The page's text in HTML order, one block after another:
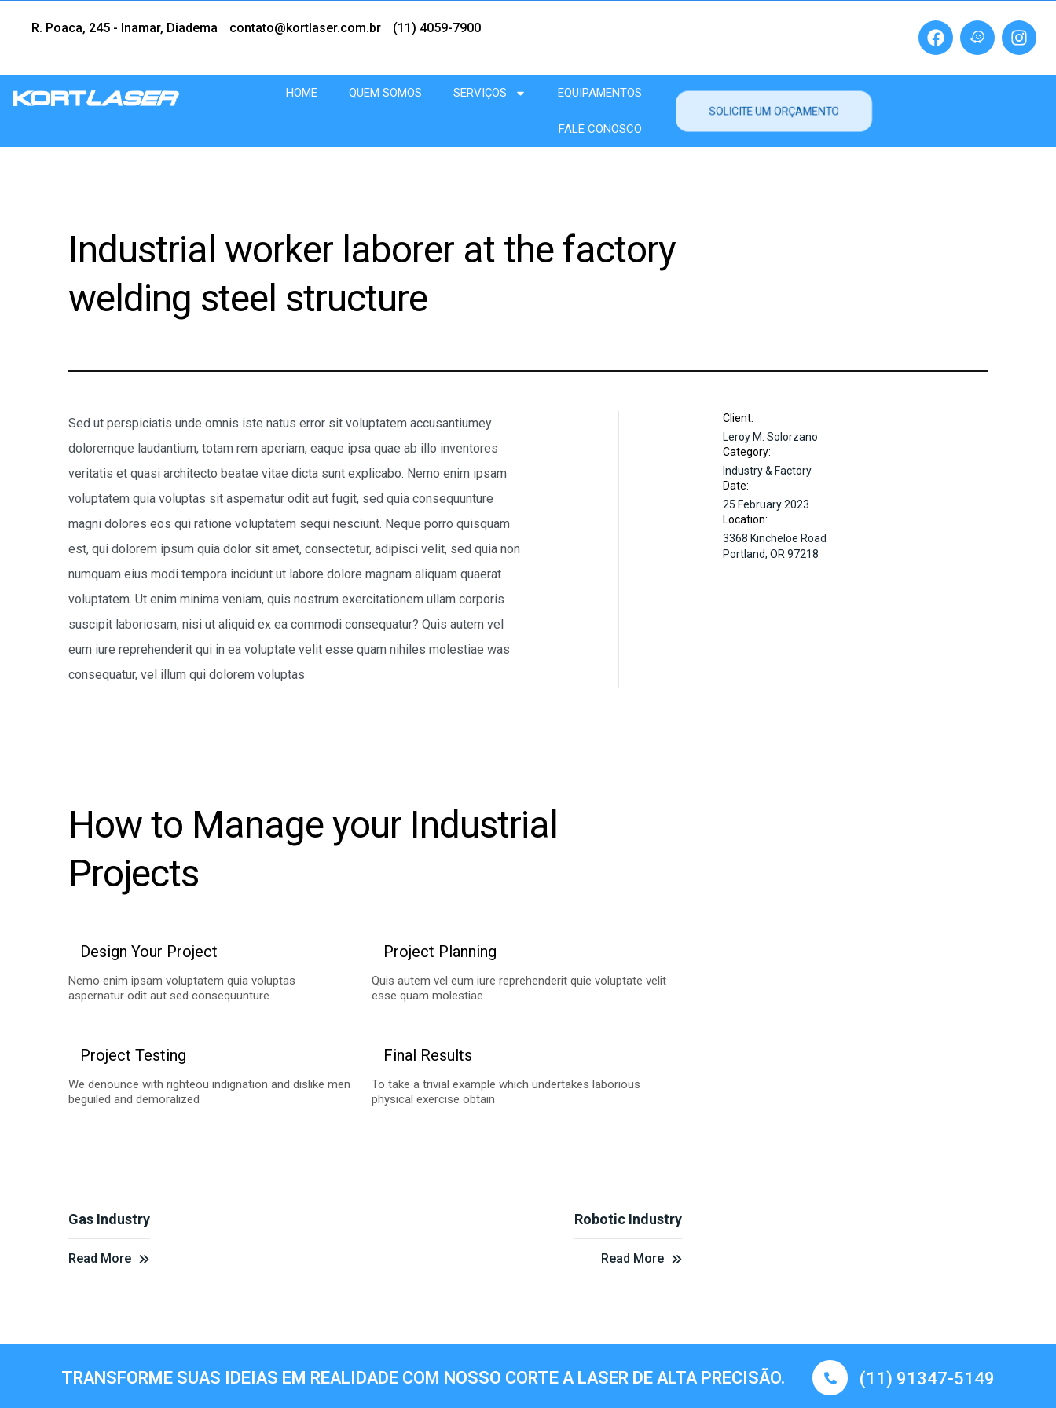
R. Poaca, 245 - Inamar, Diadema contato@kortlaser.com.br (11) 4059-7900
HOME QUEM SOMOS SERVIÇOS EQUIPAMENTOS
FALE CONOSCO
SOLICITE UM ORÇAMENTO
Industrial worker laborer at the factory
welding steel structure
Sed ut perspiciatis unde omnis iste natus error sit voluptatem accusantiumey
doloremque laudantium, totam rem aperiam, eaque ipsa quae ab illo inventores
veritatis et quasi architecto beatae vitae dicta sunt explicabo. Nemo enim ipsam
voluptatem quia voluptas sit aspernatur odit aut fugit, sed quia consequunture
magni dolores eos qui ratione voluptatem sequi nesciunt. Neque porro quisquam
est, qui dolorem ipsum quia dolor sit amet, consectetur, adipisci velit, sed quia non
numquam eius modi tempora incidunt ut labore dolore magnam aliquam quaerat
voluptatem. Ut enim minima veniam, quis nostrum exercitationem ullam corporis
suscipit laboriosam, nisi ut aliquid ex ea commodi consequatur? Quis autem vel
eum iure reprehenderit qui in ea voluptate velit esse quam nihiles molestiae was
consequatur, vel illum qui dolorem voluptas
Client:
Leroy M. Solorzano
Category:
Industry & Factory
Date:
25 February 2023
Location:
3368 Kincheloe Road
Portland, OR 97218
How to Manage your Industrial
Projects
Design Your Project
Nemo enim ipsam voluptatem quia voluptas
aspernatur odit aut sed consequunture
Project Testing
We denounce with righteou indignation and dislike men
beguiled and demoralized
Project Planning
Quis autem vel eum iure reprehenderit quie voluptate velit
esse quam molestiae
Final Results
To take a trivial example which undertakes laborious
physical exercise obtain
Gas Industry
Read More
Robotic Industry
Read More
TRANSFORME SUAS IDEIAS EM REALIDADE COM NOSSO CORTE A LASER DE ALTA PRECISÃO. (11) 91347-5149